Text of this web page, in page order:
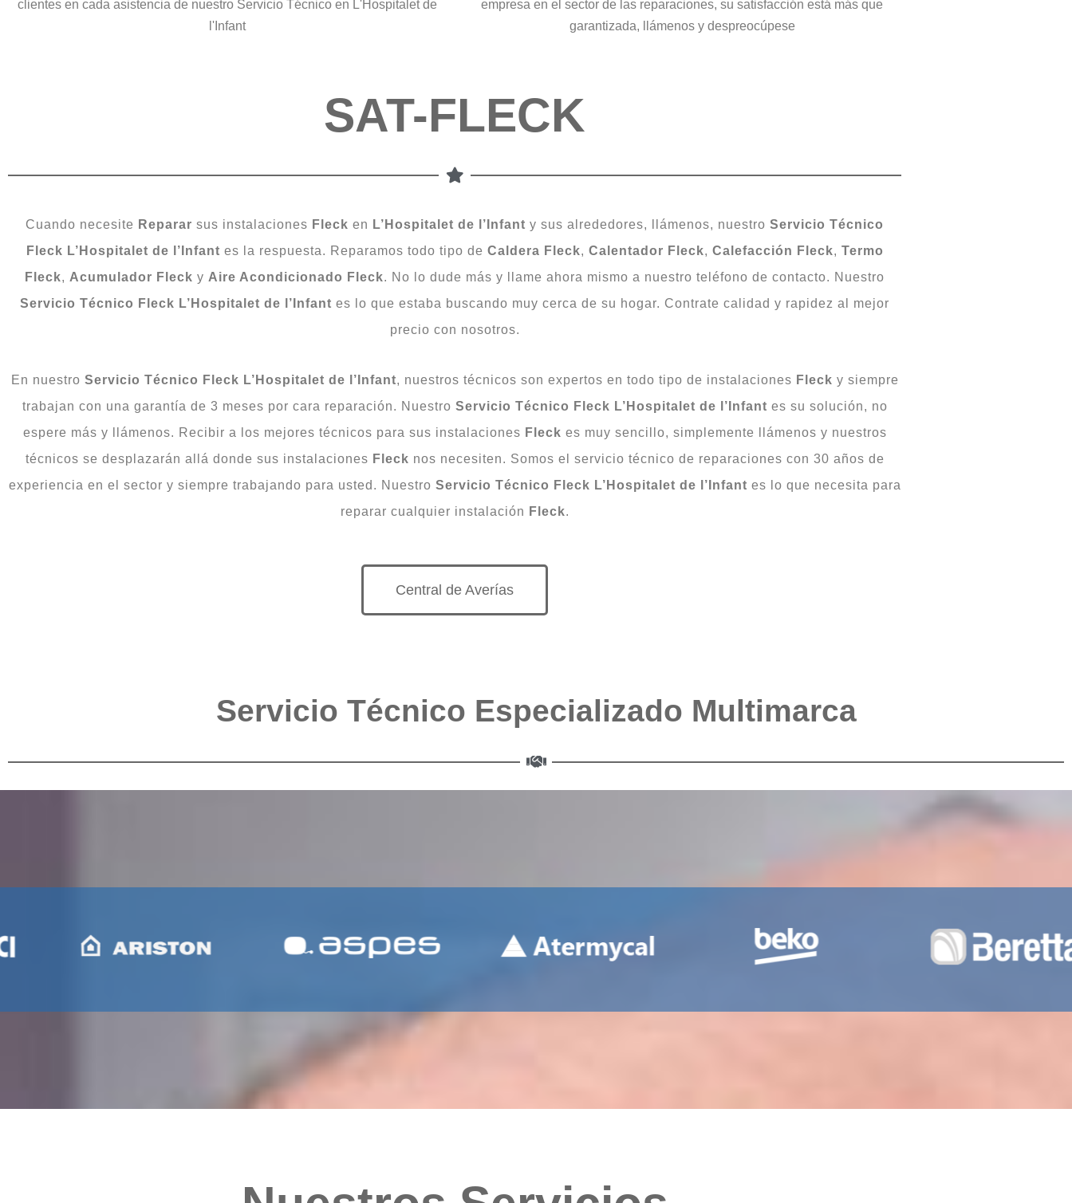
clientes en cada asistencia de nuestro Servicio Técnico en L'Hospitalet de
l'Infant
empresa en el sector de las reparaciones, su satisfacción está más que
garantizada, llámenos y despreocúpese
SAT-FLECK
Cuando necesite Reparar sus instalaciones Fleck en L’Hospitalet de l’Infant y sus alrededores, llámenos, nuestro Servicio Técnico
Fleck L’Hospitalet de l’Infant es la respuesta. Reparamos todo tipo de Caldera Fleck, Calentador Fleck, Calefacción Fleck, Termo
Fleck, Acumulador Fleck y Aire Acondicionado Fleck. No lo dude más y llame ahora mismo a nuestro teléfono de contacto. Nuestro
Servicio Técnico Fleck L’Hospitalet de l’Infant es lo que estaba buscando muy cerca de su hogar. Contrate calidad y rapidez al mejor
precio con nosotros.
En nuestro Servicio Técnico Fleck L’Hospitalet de l’Infant, nuestros técnicos son expertos en todo tipo de instalaciones Fleck y siempre
trabajan con una garantía de 3 meses por cara reparación. Nuestro Servicio Técnico Fleck L’Hospitalet de l’Infant es su solución, no
espere más y llámenos. Recibir a los mejores técnicos para sus instalaciones Fleck es muy sencillo, simplemente llámenos y nuestros
técnicos se desplazarán allá donde sus instalaciones Fleck nos necesiten. Somos el servicio técnico de reparaciones con 30 años de
experiencia en el sector y siempre trabajando para usted. Nuestro Servicio Técnico Fleck L’Hospitalet de l’Infant es lo que necesita para
reparar cualquier instalación Fleck.
Central de Averías
Servicio Técnico Especializado Multimarca